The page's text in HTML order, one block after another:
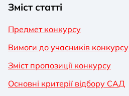
Зміст статті
Предмет конкурсу
Вимоги до учасників конкурсу
Зміст пропозиції конкурсу
Основні критерії відбору САД